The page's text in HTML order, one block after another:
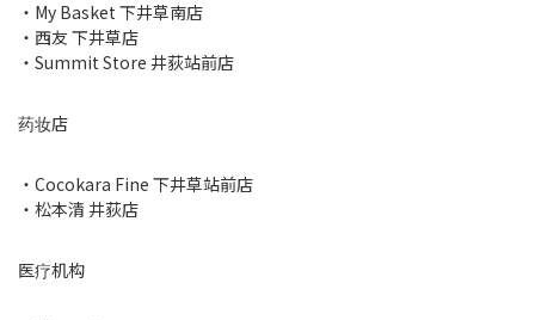
・My Basket 下井草南店
・西友 下井草店
・Summit Store 井荻站前店
药妆店
・Cocokara Fine 下井草站前店
・松本清 井荻店
医疗机构